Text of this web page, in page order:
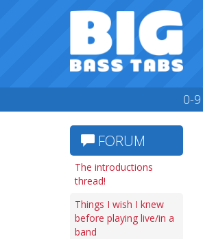
0-9
FORUM
The introductions
thread!
Things I wish I knew
before playing live/in a
band